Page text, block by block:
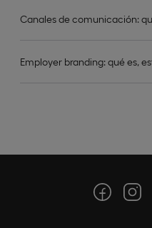
Canales de comunicación:
Employer branding: qué es,